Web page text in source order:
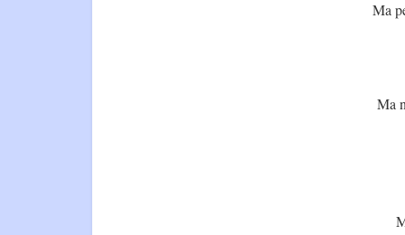
Ma
Ma